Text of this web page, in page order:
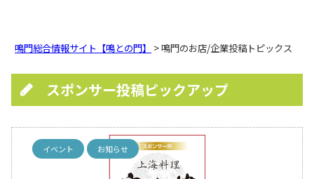
鳴門総合情報サイト【鳴との門】 > 鳴門のお店/企業投稿トピックス
スポンサー投稿ピックアップ
イベント お知らせ